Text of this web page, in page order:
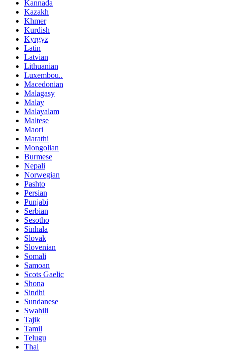
Kannada
Kazakh
Khmer
Kurdish
Kyrgyz
Latin
Latvian
Lithuanian
Luxembou..
Macedonian
Malagasy
Malay
Malayalam
Maltese
Maori
Marathi
Mongolian
Burmese
Nepali
Norwegian
Pashto
Persian
Punjabi
Serbian
Sesotho
Sinhala
Slovak
Slovenian
Somali
Samoan
Scots Gaelic
Shona
Sindhi
Sundanese
Swahili
Tajik
Tamil
Telugu
Thai